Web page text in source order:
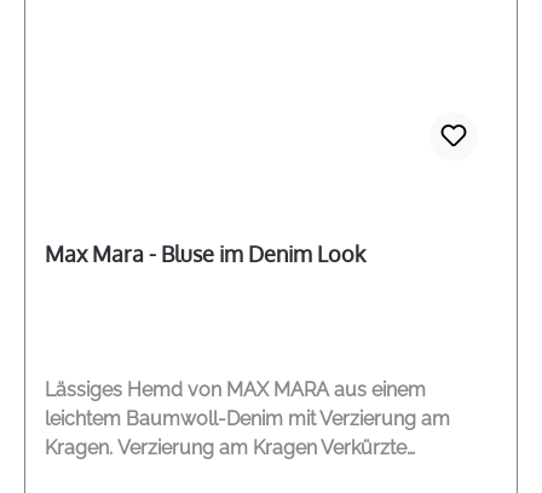
Max Mara - Bluse im Denim Look
Lässiges Hemd von MAX MARA aus einem
leichtem Baumwoll-Denim mit Verzierung am
Kragen. Verzierung am Kragen Verkürzte